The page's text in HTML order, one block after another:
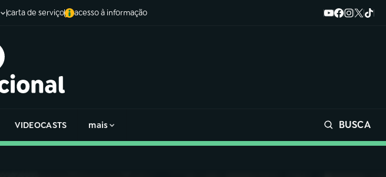
carta de serviço acesso à informação
VIDEOCASTS mais BUSCA